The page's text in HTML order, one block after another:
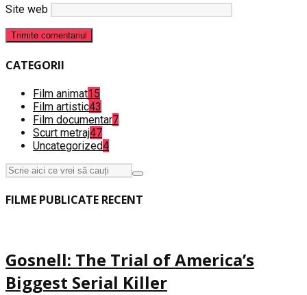
Site web
CATEGORII
Film animat15
Film artistic43
Film documentar7
Scurt metraj47
Uncategorized4
FILME PUBLICATE RECENT
Gosnell: The Trial of America’s
Biggest Serial Killer